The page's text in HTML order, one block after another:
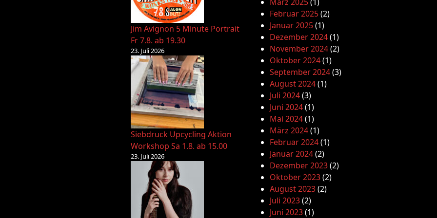
Jim Avignon 5 Minute Portrait
Fr 7.8. ab 19.30
23. Juli 2026
Siebdruck Upcycling Aktion
Workshop Sa 1.8. ab 15.00
23. Juli 2026
Februar 2025(2)
Januar 2025(1)
Dezember 2024(1)
November 2024(2)
Oktober 2024(1)
September 2024(3)
August 2024(1)
Juli 2024(3)
Juni 2024(1)
Mai 2024(1)
März 2024(1)
Februar 2024(1)
Januar 2024(2)
Dezember 2023(2)
Oktober 2023(2)
August 2023(2)
Juli 2023(2)
Juni 2023(1)